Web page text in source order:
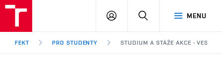
Brno
MENU
PŘIHLÁSIT
FEKT PRO STUDENTY STUDIUM A STÁŽE AKCE -